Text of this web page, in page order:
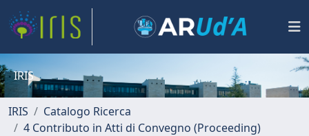
IRIS
IRIS
Catalogo Ricerca
4 Contributo in Atti di Convegno (Proceeding)